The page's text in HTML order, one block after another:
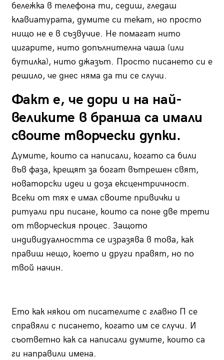
бележка в телефона ти, седиш, гледаш
клавиатурата, думите си текат, но просто
нищо не е в съзвучие. Не помагат нито
цигарите, нито допълнителна чаша (или
бутилка), нито джазът. Просто писането си е
решило, че днес няма да ти се случи.
Факт е, че дори и на най-
великите в бранша са имали
своите творчески дупки.
Думите, които са написали, когато са били
във фаза, крещят за богат вътрешен свят,
новаторски идеи и доза ексцентричност.
Всеки от тях е имал своите привички и
ритуали при писане, които са поне две трети
от творческия процес. Защото
индивидуалността се изразява в това, как
правиш нещо, което и други правят, но по
твой начин.
Ето как някои от писателите с главно П се
справяли с писането, когато им се случи. И
съответно как са написали думите, които са
ги направили имена.